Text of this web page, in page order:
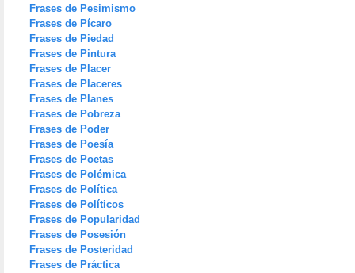
Frases de Pesimismo
Frases de Pícaro
Frases de Piedad
Frases de Pintura
Frases de Placer
Frases de Placeres
Frases de Planes
Frases de Pobreza
Frases de Poder
Frases de Poesía
Frases de Poetas
Frases de Polémica
Frases de Política
Frases de Políticos
Frases de Popularidad
Frases de Posesión
Frases de Posteridad
Frases de Práctica